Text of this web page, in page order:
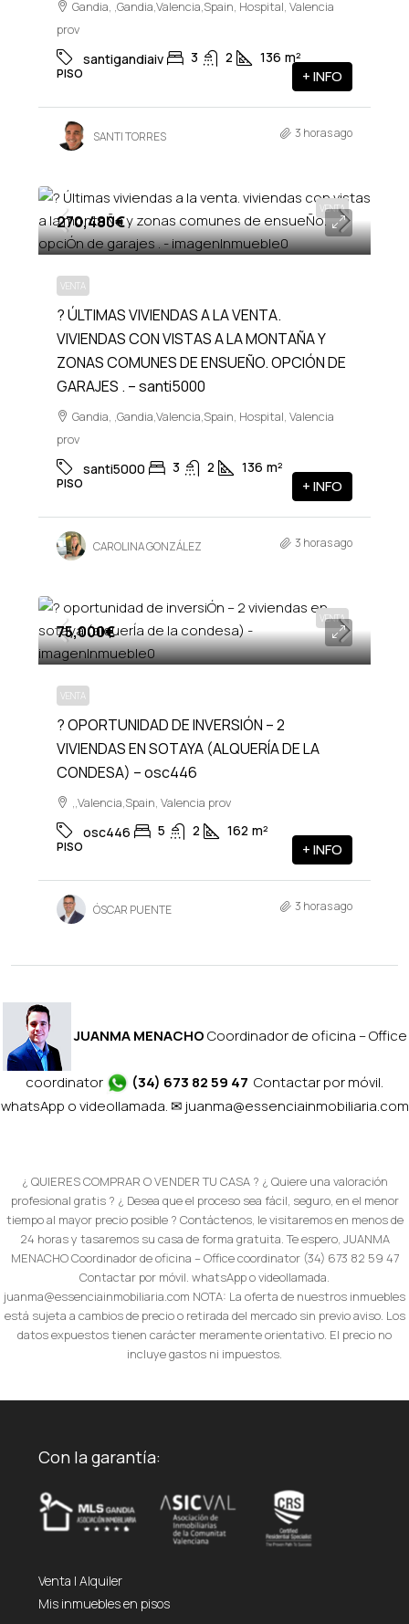
Gandia, ,Gandia,Valencia,Spain, Hospital, Valencia
prov
santigandiaiv 3 2 136 m²
PISO + INFO
SANTI TORRES 3 horas ago
VENTA
270,480€
VENTA
? ÚLTIMAS VIVIENDAS A LA VENTA.
VIVIENDAS CON VISTAS A LA MONTAÑA Y
ZONAS COMUNES DE ENSUEÑO. OPCIÓN DE
GARAJES . – santi5000
Gandia, ,Gandia,Valencia,Spain, Hospital, Valencia
prov
santi5000 3 2 136 m²
PISO + INFO
CAROLINA GONZÁLEZ 3 horas ago
VENTA
75,000€
VENTA
? OPORTUNIDAD DE INVERSIÓN – 2
VIVIENDAS EN SOTAYA (ALQUERÍA DE LA
CONDESA) – osc446
,,Valencia,Spain, Valencia prov
osc446 5 2 162 m²
PISO + INFO
ÓSCAR PUENTE 3 horas ago
JUANMA MENACHOCoordinador de oficina – Office
coordinator (34) 673 82 59 47 Contactar por móvil.
whatsApp o videollamada. ✉ juanma@essenciainmobiliaria.com
¿ QUIERES COMPRAR O VENDER TU CASA ? ¿ Quiere una valoración
profesional gratis ? ¿ Desea que el proceso sea fácil, seguro, en el menor
tiempo al mayor precio posible ? Contáctenos, le visitaremos en menos de
24 horas y tasaremos su casa de forma gratuita. Te espero, JUANMA
MENACHO Coordinador de oficina – Office coordinator (34) 673 82 59 47
Contactar por móvil. whatsApp o videollamada.
juanma@essenciainmobiliaria.com NOTA: La oferta de nuestros inmuebles
está sujeta a cambios de precio o retirada del mercado sin previo aviso. Los
datos expuestos tienen carácter meramente orientativo. El precio no
incluye gastos ni impuestos.
Con la garantía:
Venta | Alquiler
Mis inmuebles en pisos